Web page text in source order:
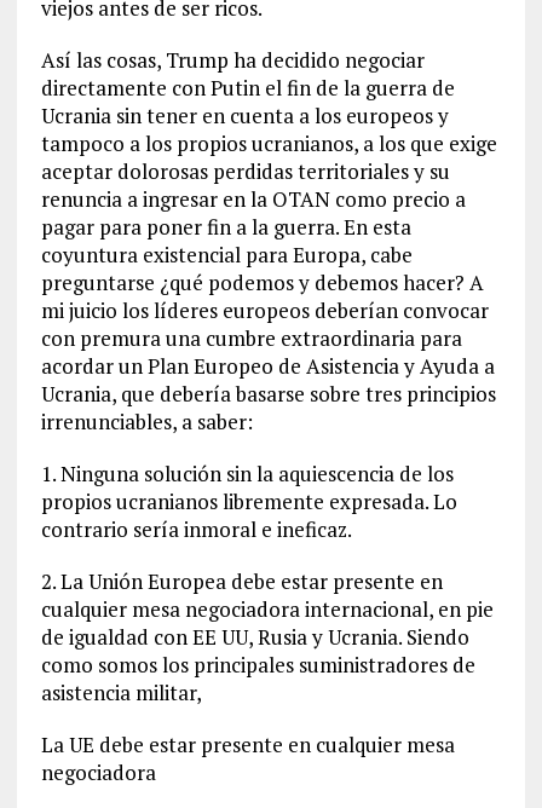
viejos antes de ser ricos.
Así las cosas, Trump ha decidido negociar
directamente con Putin el fin de la guerra de
Ucrania sin tener en cuenta a los europeos y
tampoco a los propios ucranianos, a los que exige
aceptar dolorosas perdidas territoriales y su
renuncia a ingresar en la OTAN como precio a
pagar para poner fin a la guerra. En esta
coyuntura existencial para Europa, cabe
preguntarse ¿qué podemos y debemos hacer? A
mi juicio los líderes europeos deberían convocar
con premura una cumbre extraordinaria para
acordar un Plan Europeo de Asistencia y Ayuda a
Ucrania, que debería basarse sobre tres principios
irrenunciables, a saber:
1. Ninguna solución sin la aquiescencia de los
propios ucranianos libremente expresada. Lo
contrario sería inmoral e ineficaz.
2. La Unión Europea debe estar presente en
cualquier mesa negociadora internacional, en pie
de igualdad con EE UU, Rusia y Ucrania. Siendo
como somos los principales suministradores de
asistencia militar,
La UE debe estar presente en cualquier mesa
negociadora